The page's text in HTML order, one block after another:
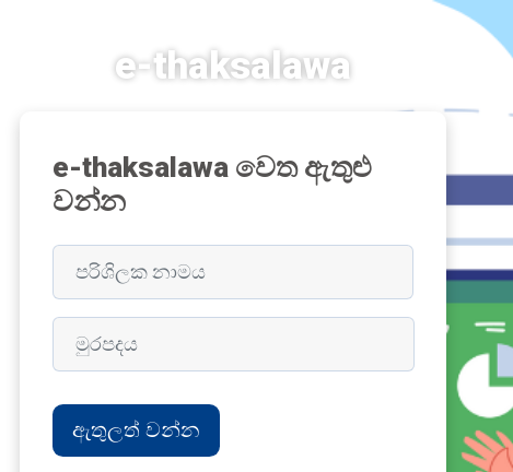
e-thaksalawa
e-thaksalawa වෙත ඇතුළු
වන්න
නව ගිණුමක් සැකසීම මගහැරීමට
පරිශිලක නාමය
මුරපදය
ඇතුලත් වන්න